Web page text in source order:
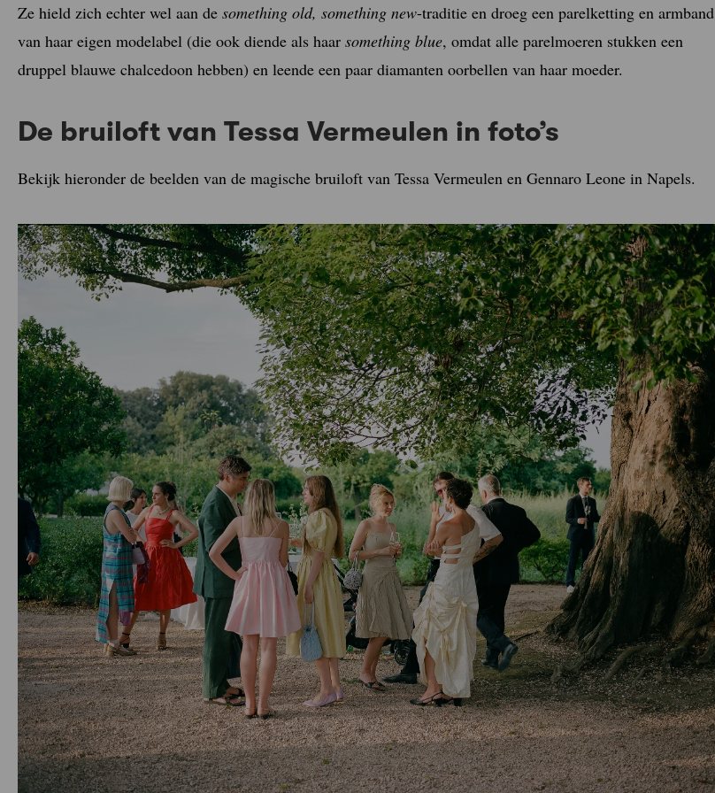
Ze hield zich echter wel aan de something old, something new-traditie en droeg een parelketting en armband
van haar eigen modelabel (die ook diende als haar something blue, omdat alle parelmoeren stukken een
druppel blauwe chalcedoon hebben) en leende een paar diamanten oorbellen van haar moeder.
De bruiloft van Tessa Vermeulen in foto’s
Bekijk hieronder de beelden van de magische bruiloft van Tessa Vermeulen en Gennaro Leone in Napels.